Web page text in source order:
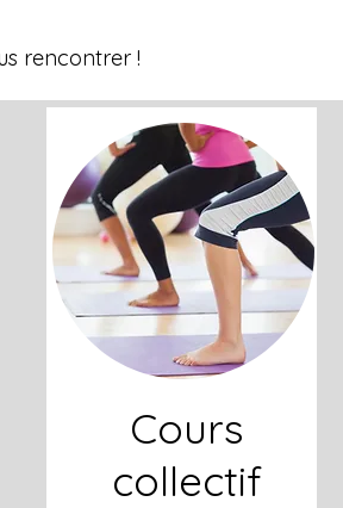
rencontrer !
Cours
collectif